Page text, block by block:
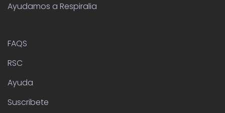
Ayudamos a Respiralia
FAQS
RSC
Ayuda
Suscribete